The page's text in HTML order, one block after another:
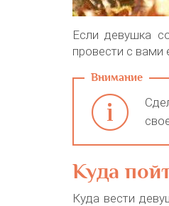
Если девушка
провести с вами
Куда
Куда вести